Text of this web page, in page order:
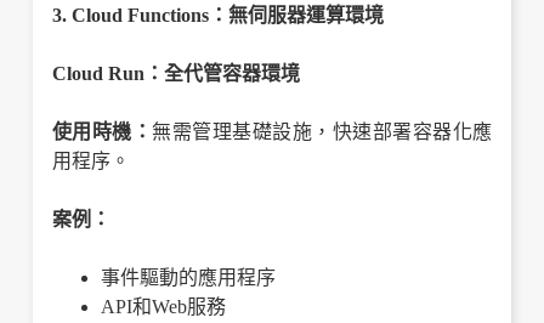
3. Cloud Functions：無伺服器運算環境
Cloud Run：全代管容器環境
使用時機：無需管理基礎設施，快速部署容器化應
用程序。
案例：
事件驅動的應用程序
API和Web服務